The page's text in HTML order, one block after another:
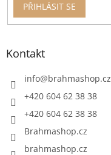
PŘIHLÁSIT SE
Kontakt
info@brahmashop.cz
+420 604 62 38 38
+420 604 62 38 38
Brahmashop.cz
brahmashop.cz